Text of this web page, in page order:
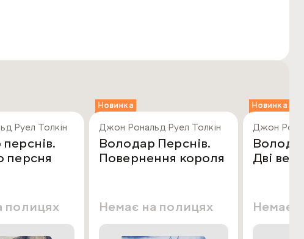
Руел Толкін
персня
полицях
Новинка
Джон Рональд Руел Толкін
Володар Перснів.
Повернення короля
Немає на полицях
Новинка
Джон
Дві вежі
Немає